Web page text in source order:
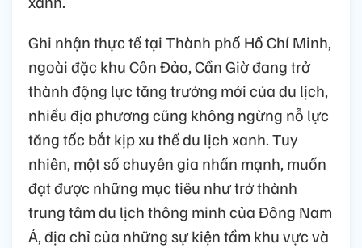
Ghi nhận thực tế tại Thành phố Hồ Chí Minh,
ngoài đặc khu Côn Đảo, Cần Giờ đang trở
thành động lực tăng trưởng mới của du lịch,
nhiều địa phương cũng không ngừng nỗ lực
tăng tốc bắt kịp xu thế du lịch xanh. Tuy
nhiên, một số chuyên gia nhấn mạnh, muốn
đạt được những mục tiêu như trở thành
trung tâm du lịch thông minh của Đông Nam
Á, địa chỉ của những sự kiện tầm khu vực và